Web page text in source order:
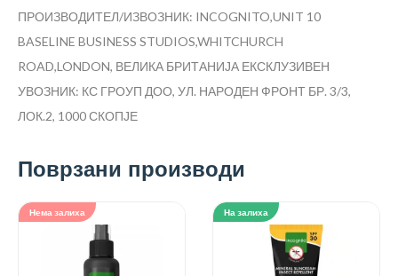
ПРОИЗВОДИТЕЛ/ИЗВОЗНИК: INCOGNITO,UNIT 10
BASELINE BUSINESS STUDIOS,WHITCHURCH
ROAD,LONDON, ВЕЛИКА БРИТАНИЈА ЕКСКЛУЗИВЕН
УВОЗНИК: КС ГРОУП ДОО, УЛ. НАРОДЕН ФРОНТ БР. 3/3,
ЛОК.2, 1000 СКОПЈЕ
Поврзани производи
Нема залиха На залиха